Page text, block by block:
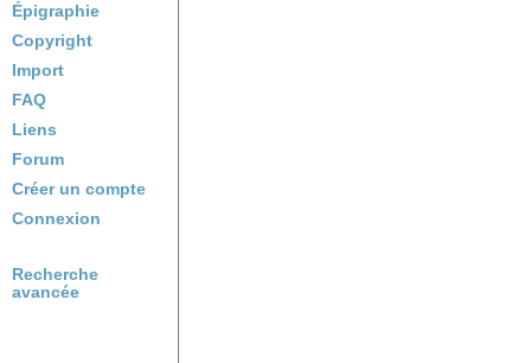
Épigraphie
Copyright
Import
FAQ
Liens
Forum
Créer un compte
Connexion
Recherche
avancée